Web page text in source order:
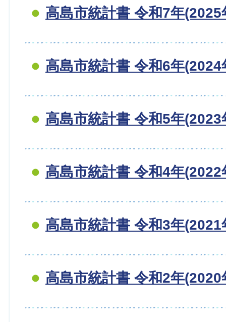
高島市統計書 令和7年(2025
高島市統計書 令和6年(2024
高島市統計書 令和5年(2023
高島市統計書 令和4年(2022
高島市統計書 令和3年(2021
高島市統計書 令和2年(2020